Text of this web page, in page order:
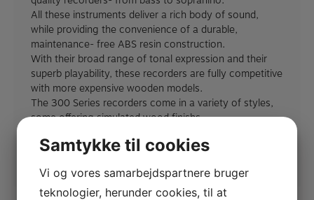
All these instruments deliver a rich body of sound,
while providing the convenience of a durable,
maintenance- free ABS resin construction.
With their broad range of tonal expression and their
superb playability, these recorders are fully competitive
with more expensive wooden models.
The 300 Series recorders come in a variety of styles,
some offering simulated wood finishs.
Samtykke til cookies
Vi og vores samarbejdspartnere bruger
teknologier, herunder cookies, til at